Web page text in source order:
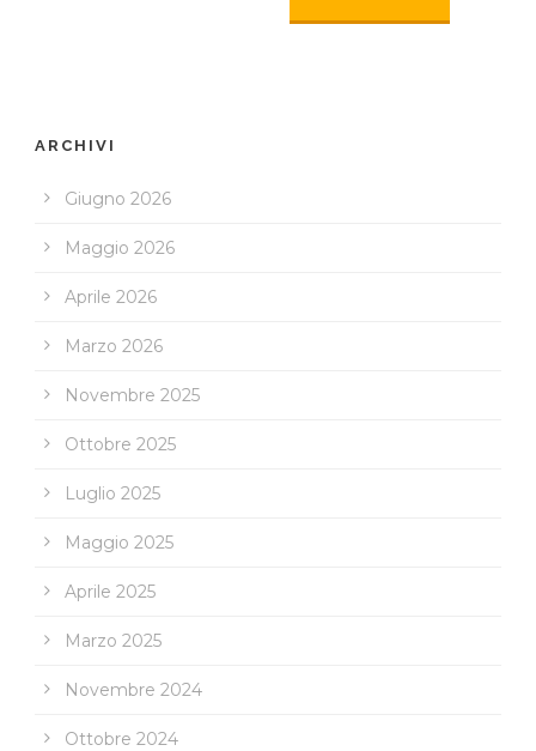
ARCHIVI
Giugno 2026
Maggio 2026
Aprile 2026
Marzo 2026
Novembre 2025
Ottobre 2025
Luglio 2025
Maggio 2025
Aprile 2025
Marzo 2025
Novembre 2024
Ottobre 2024